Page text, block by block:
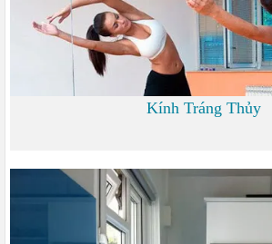
Kính Tráng Thủy
0 đ